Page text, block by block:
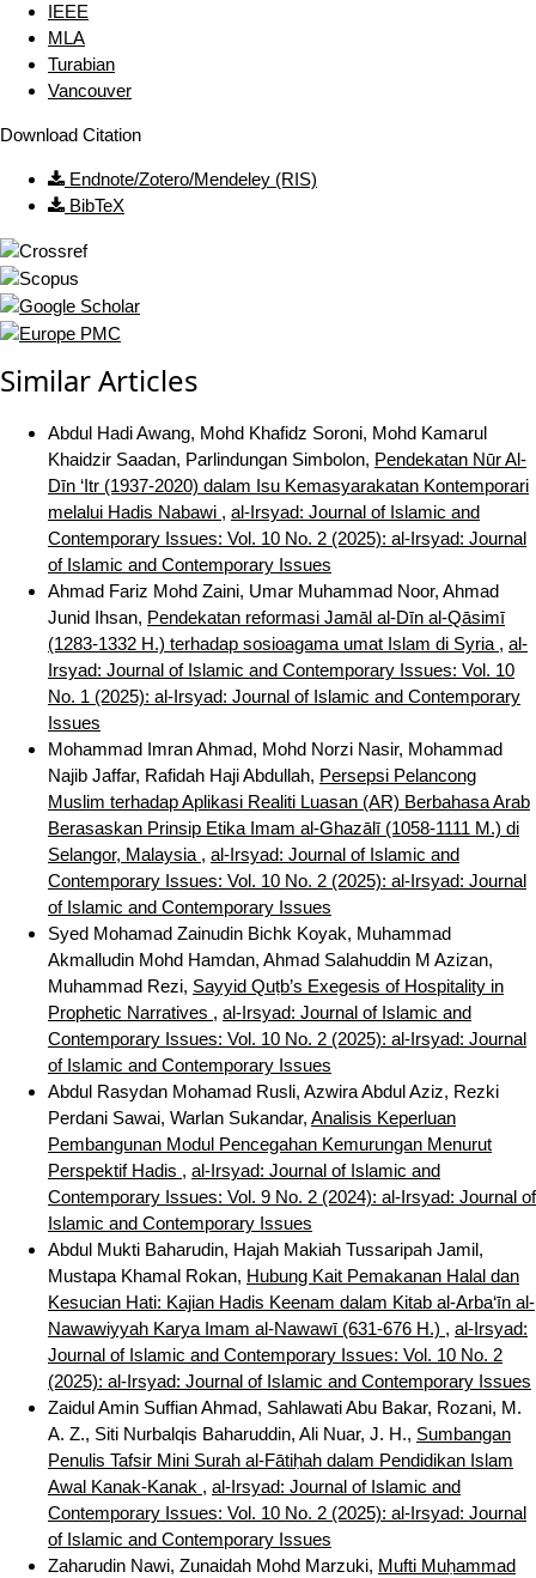
IEEE
MLA
Turabian
Vancouver
Download Citation
Endnote/Zotero/Mendeley (RIS)
BibTeX
Similar Articles
Abdul Hadi Awang, Mohd Khafidz Soroni, Mohd Kamarul
Khaidzir Saadan, Parlindungan Simbolon, Pendekatan Nūr Al-
Dīn ‘Itr (1937-2020) dalam Isu Kemasyarakatan Kontemporari
melalui Hadis Nabawi , al-Irsyad: Journal of Islamic and
Contemporary Issues: Vol. 10 No. 2 (2025): al-Irsyad: Journal
of Islamic and Contemporary Issues
Ahmad Fariz Mohd Zaini, Umar Muhammad Noor, Ahmad
Junid Ihsan, Pendekatan reformasi Jamāl al-Dīn al-Qāsimī
(1283-1332 H.) terhadap sosioagama umat Islam di Syria , al-
Irsyad: Journal of Islamic and Contemporary Issues: Vol. 10
No. 1 (2025): al-Irsyad: Journal of Islamic and Contemporary
Issues
Mohammad Imran Ahmad, Mohd Norzi Nasir, Mohammad
Najib Jaffar, Rafidah Haji Abdullah, Persepsi Pelancong
Muslim terhadap Aplikasi Realiti Luasan (AR) Berbahasa Arab
Berasaskan Prinsip Etika Imam al-Ghazālī (1058-1111 M.) di
Selangor, Malaysia , al-Irsyad: Journal of Islamic and
Contemporary Issues: Vol. 10 No. 2 (2025): al-Irsyad: Journal
of Islamic and Contemporary Issues
Syed Mohamad Zainudin Bichk Koyak, Muhammad
Akmalludin Mohd Hamdan, Ahmad Salahuddin M Azizan,
Muhammad Rezi, Sayyid Quṭb’s Exegesis of Hospitality in
Prophetic Narratives , al-Irsyad: Journal of Islamic and
Contemporary Issues: Vol. 10 No. 2 (2025): al-Irsyad: Journal
of Islamic and Contemporary Issues
Abdul Rasydan Mohamad Rusli, Azwira Abdul Aziz, Rezki
Perdani Sawai, Warlan Sukandar, Analisis Keperluan
Pembangunan Modul Pencegahan Kemurungan Menurut
Perspektif Hadis , al-Irsyad: Journal of Islamic and
Contemporary Issues: Vol. 9 No. 2 (2024): al-Irsyad: Journal of
Islamic and Contemporary Issues
Abdul Mukti Baharudin, Hajah Makiah Tussaripah Jamil,
Mustapa Khamal Rokan, Hubung Kait Pemakanan Halal dan
Kesucian Hati: Kajian Hadis Keenam dalam Kitab al-Arba‘īn al-
Nawawiyyah Karya Imam al-Nawawī (631-676 H.) , al-Irsyad:
Journal of Islamic and Contemporary Issues: Vol. 10 No. 2
(2025): al-Irsyad: Journal of Islamic and Contemporary Issues
Zaidul Amin Suffian Ahmad, Sahlawati Abu Bakar, Rozani, M.
A. Z., Siti Nurbalqis Baharuddin, Ali Nuar, J. H., Sumbangan
Penulis Tafsir Mini Surah al-Fātiḥah dalam Pendidikan Islam
Awal Kanak-Kanak , al-Irsyad: Journal of Islamic and
Contemporary Issues: Vol. 10 No. 2 (2025): al-Irsyad: Journal
of Islamic and Contemporary Issues
Zaharudin Nawi, Zunaidah Mohd Marzuki, Mufti Muḥammad